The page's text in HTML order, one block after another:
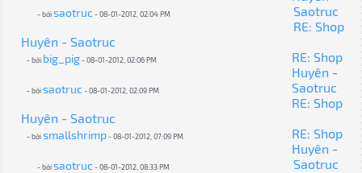
Saotruc
- bởisaotruc- 08-01-2012, 02:04 PM
RE: Shop
Huyên - Saotruc
- bởi big_pig- 08-01-2012, 02:06 PM
RE: Shop
Huyên -
Saotruc
- bởisaotruc- 08-01-2012, 02:09 PM
RE: Shop
Huyên - Saotruc
- bởismallshrimp- 08-01-2012, 07:09 PM
RE: Shop
Huyên -
Saotruc
- bởisaotruc- 08-01-2012, 08:33 PM